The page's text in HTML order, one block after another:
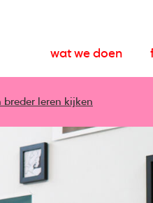
wat we doen
breder leren kijken